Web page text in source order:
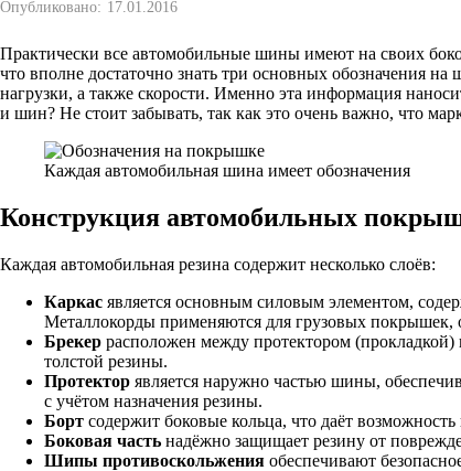
Опубликовано: 17.01.2016
Практически все автомобильные шины имеют на своих
что вполне достаточно знать три основных обозначения
нагрузки, а также скорости. Именно эта информация
и шин? Не стоит забывать, так как это очень важно, что
Каждая автомобильная шина имеет обозначения
Конструкция автомобильных
Каждая автомобильная резина содержит несколько слоёв:
Каркас является основным силовым элементом,
Металлокорды применяются для грузовых покрышек,
Брекер расположен между протектором (прокладкой)
толстой резины.
Протектор является наружно частью шины,
с учётом назначения резины.
Борт содержит боковые кольца, что даёт
Боковая часть надёжно защищает резину от
Шипы противоскольжения обеспечивают